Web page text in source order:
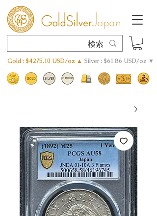
Gold : $4275.10 USD/oz ▲ Silver : $61.86 USD/oz ▼